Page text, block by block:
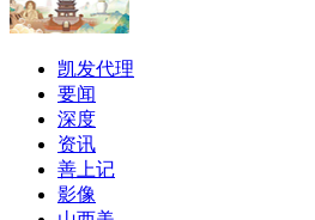
凯发代理
要闻
深度
资讯
善上记
影像